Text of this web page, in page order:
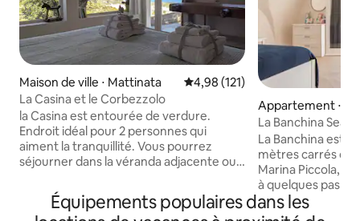
Maison de ville ⋅ Mattinata Évaluation moyenne sur la
4,98 (121)
La Casina et le Corbezzolo
la Casina est entourée de verdure.
Endroit idéal pour 2 personnes qui
aiment la tranquillité. Vous pourrez
séjourner dans la véranda adjacente ou
de l'arbousier et profiter du fabuleux
panorama. La Casina est sur deux
Appartement ⋅
La Banchina Sea
ville près de la
La Banchina est
mètres carrés
Marina Piccola,
à quelques pas
d'intérêt et de la
pour l'excursion
Équipements populaires dans les